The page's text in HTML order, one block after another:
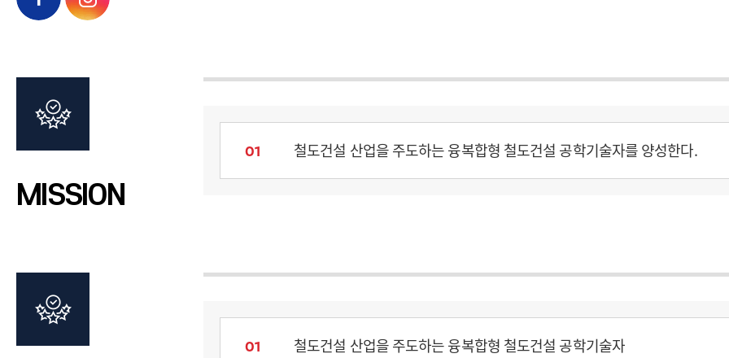
MISSION
01 철도건설 산업을 주도하는 융복합형 철도건설 공학기술자를 양성한다.
01 철도건설 산업을 주도하는 융복합형 철도건설 공학기술자